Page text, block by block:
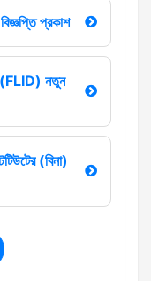
প্রকাশ
(FLID) নতুন
(বিনা)